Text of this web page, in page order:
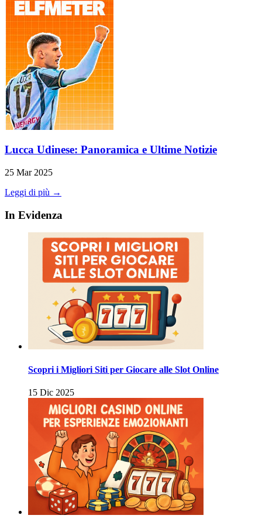
Lucca Udinese: Panoramica e Ultime Notizie
25 Mar 2025
Leggi di più →
In Evidenza
Scopri i Migliori Siti per Giocare alle Slot Online
15 Dic 2025